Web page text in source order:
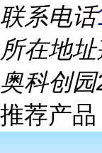
联系电话
所在地址
奥科创
推荐产品